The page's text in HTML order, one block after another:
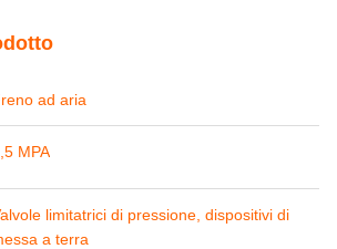
ad aria
MPA
limitatrici di pressione, dispositivi di
a terra